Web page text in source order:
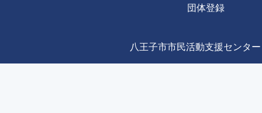
団体登録
八王子市市民活動支援センタ